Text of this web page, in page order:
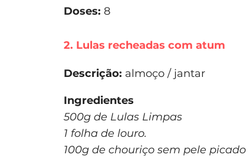
Doses: 8
2. Lulas recheadas com atum
Descrição: almoço / jantar
Ingredientes
500g de Lulas Limpas
1 folha de louro.
100g de chouriço sem pele picado